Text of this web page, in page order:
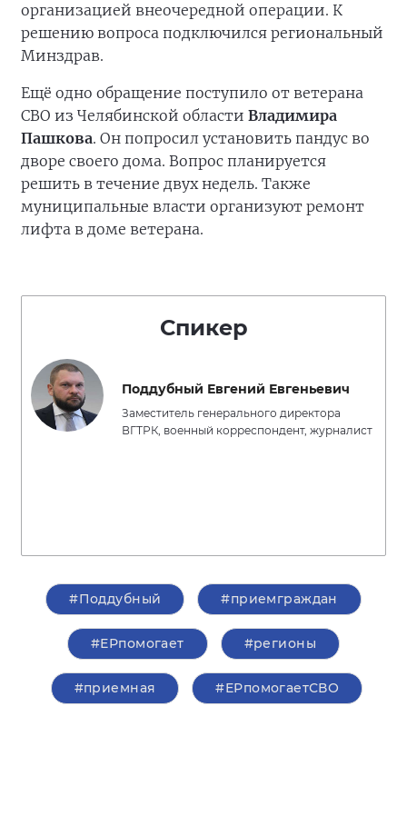
организацией внеочередной операции. К
решению вопроса подключился региональный
Минздрав.
Ещё одно обращение поступило от ветерана
СВО из Челябинской области Владимира
Пашкова. Он попросил установить пандус во
дворе своего дома. Вопрос планируется
решить в течение двух недель. Также
муниципальные власти организуют ремонт
лифта в доме ветерана.
Спикер
Поддубный Евгений Евгеньевич
Заместитель генерального директора
ВГТРК, военный корреспондент, журналист
#Поддубный #приемграждан
#ЕРпомогает #регионы
#приемная #ЕРпомогаетСВО